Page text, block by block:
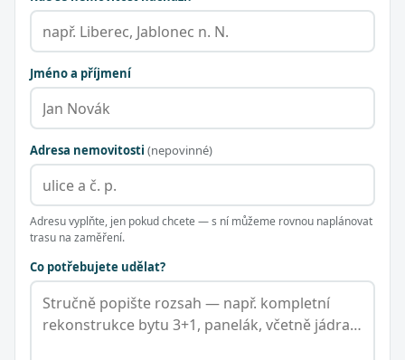
Jméno a příjmení
Adresa nemovitosti (nepovinné)
Adresu vyplňte, jen pokud chcete — s ní můžeme rovnou naplánovat
trasu na zaměření.
Co potřebujete udělat?